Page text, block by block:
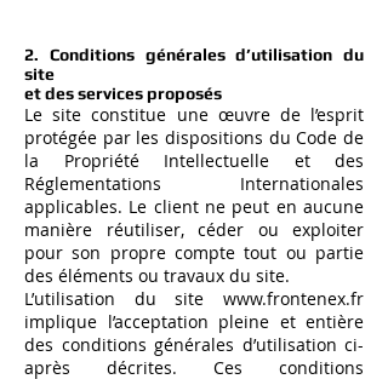
2. Conditions générales d’utilisation du
site
et des services proposés
Le site constitue une œuvre de l’esprit
protégée par les dispositions du Code de
la Propriété Intellectuelle et des
Réglementations Internationales
applicables. Le client ne peut en aucune
manière réutiliser, céder ou exploiter
pour son propre compte tout ou partie
des éléments ou travaux du site.
L’utilisation du site www.frontenex.fr
implique l’acceptation pleine et entière
des conditions générales d’utilisation ci-
après décrites. Ces conditions